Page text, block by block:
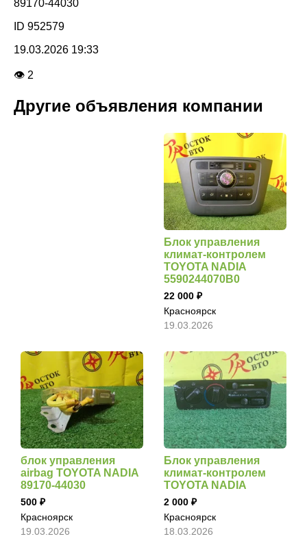
89170-44030
ID 952579
19.03.2026 19:33
👁 2
Другие объявления компании
Блок управления
климат-контролем
TOYOTA NADIA
5590244070B0
22 000
Красноярск
19.03.2026
блок управления
airbag TOYOTA NADIA
89170-44030
500
Красноярск
19.03.2026
Блок управления
климат-контролем
TOYOTA NADIA
2 000
Красноярск
18.03.2026